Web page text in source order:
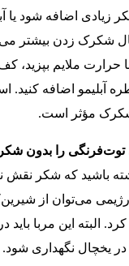
زیادی اضافه شود یا
شکرک زدن بیشتر
حرارت ملایم بپزید،
آبلیمو اضافه کنید.
شکرک مؤثر است.
باشید که شکر نقش
می‌توان از
کرد. البته این مربا
یخچال نگهداری